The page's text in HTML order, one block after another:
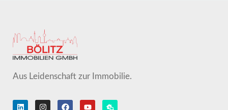
Aus Leidenschaft zur Immobilie.